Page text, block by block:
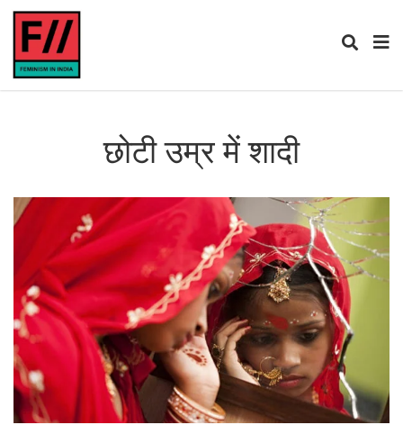
छोटी उम्र में शादी